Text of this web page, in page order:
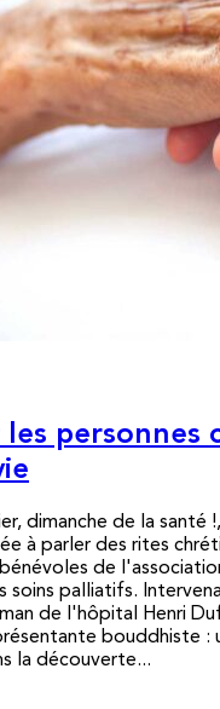
les personnes
dimanche de la santé
à parler des rites
de
soins palliatifs.
de l'hôpital Henri
bouddhiste :
la découverte...